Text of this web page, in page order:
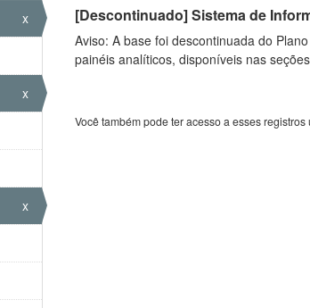
x
x
x
[Descontinuado] Sistema de
Aviso: A base foi descontinuada do
painéis analíticos, disponíveis nas
Você também pode ter acesso a esses registros